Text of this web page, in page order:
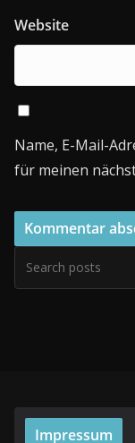
Website
Name, E-Mail-
für meinen
Impressum